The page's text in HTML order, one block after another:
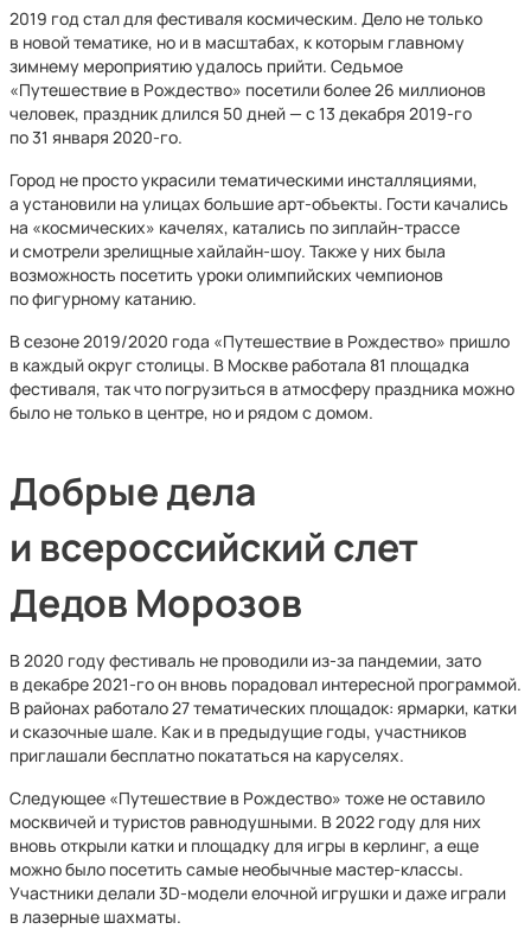
2019 год стал для фестиваля космическим. Дело не только
в новой тематике, но и в масштабах, к которым главному
зимнему мероприятию удалось прийти. Седьмое
«Путешествие в Рождество» посетили более 26 миллионов
человек, праздник длился 50 дней — с 13 декабря 2019-го
по 31 января 2020-го.
Город не просто украсили тематическими инсталляциями,
а установили на улицах большие арт-объекты. Гости качались
на «космических» качелях, катались по зиплайн-трассе
и смотрели зрелищные хайлайн-шоу. Также у них была
возможность посетить уроки олимпийских чемпионов
по фигурному катанию.
В сезоне 2019/2020 года «Путешествие в Рождество» пришло
в каждый округ столицы. В Москве работала 81 площадка
фестиваля, так что погрузиться в атмосферу праздника можно
было не только в центре, но и рядом с домом.
Добрые дела
и всероссийский слет
Дедов Морозов
В 2020 году фестиваль не проводили из-за пандемии, зато
в декабре 2021-го он вновь порадовал интересной программой.
В районах работало 27 тематических площадок: ярмарки, катки
и сказочные шале. Как и в предыдущие годы, участников
приглашали бесплатно покататься на каруселях.
Следующее «Путешествие в Рождество» тоже не оставило
москвичей и туристов равнодушными. В 2022 году для них
вновь открыли катки и площадку для игры в керлинг, а еще
можно было посетить самые необычные мастер-классы.
Участники делали 3D-модели елочной игрушки и даже играли
в лазерные шахматы.